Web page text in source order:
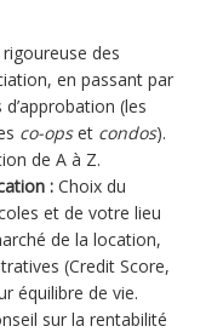
des
en passant par
(les
co-opset condos).
de A à Z.
: Choix du
et de votre lieu
de la location,
(Credit Score,
équilibre de vie.
sur la rentabilité